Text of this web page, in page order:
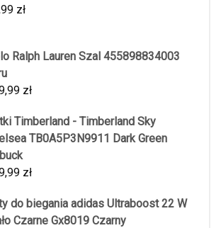
zł
Ralph Lauren Szal 455898834003
zł
Timberland - Timberland Sky
TB0A5P3N9911 Dark Green
zł
do biegania adidas Ultraboost 22 W
Czarne Gx8019 Czarny